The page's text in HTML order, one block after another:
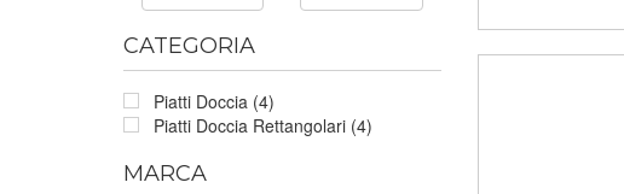
CATEGORIA
Piatti Doccia (4)
Piatti Doccia Rettangolari (4)
MARCA